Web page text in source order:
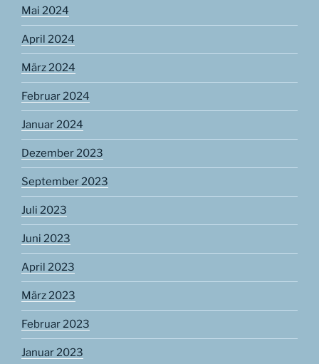
Mai 2024
April 2024
März 2024
Februar 2024
Januar 2024
Dezember 2023
September 2023
Juli 2023
Juni 2023
April 2023
März 2023
Februar 2023
Januar 2023